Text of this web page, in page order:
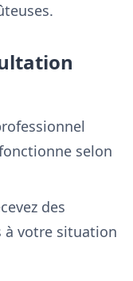
selon
des
à votre situation